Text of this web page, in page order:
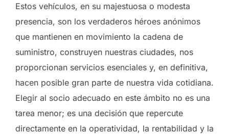
Estos vehículos, en su majestuosa o modesta
presencia, son los verdaderos héroes anónimos
que mantienen en movimiento la cadena de
suministro, construyen nuestras ciudades, nos
proporcionan servicios esenciales y, en definitiva,
hacen posible gran parte de nuestra vida cotidiana.
Elegir al socio adecuado en este ámbito no es una
tarea menor; es una decisión que repercute
directamente en la operatividad, la rentabilidad y la